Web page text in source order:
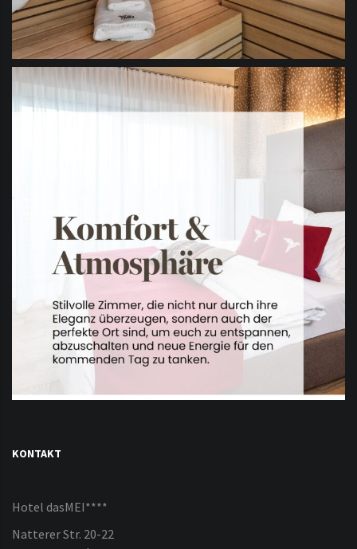
KONTAKT
Hotel dasMEI****
Natterer Str. 20-22